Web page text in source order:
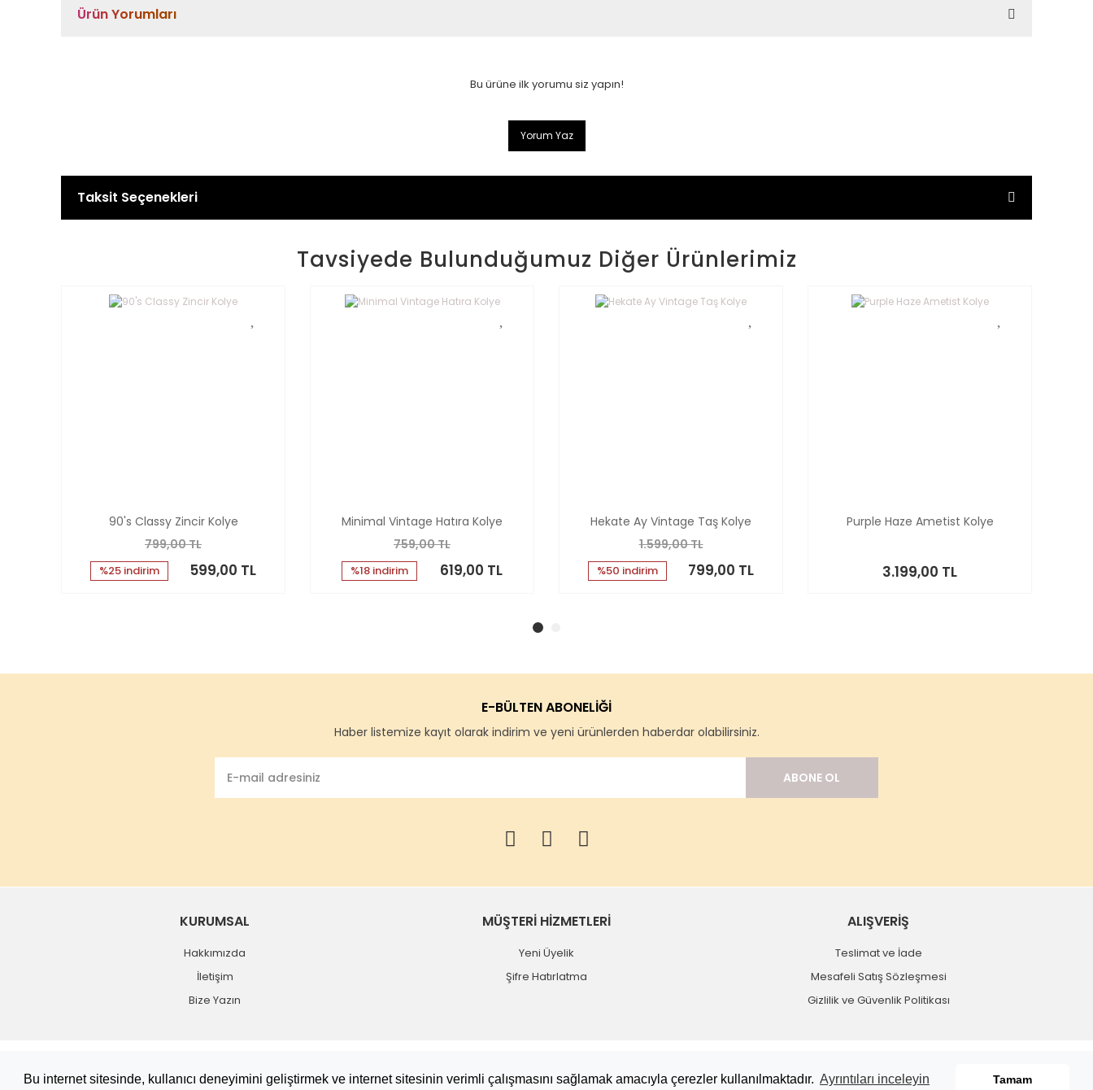
Bu internet sitesinde, kullanıcı deneyimini geliştirmek ve internet sitesinin verimli çalışmasını sağlamak amacıyla çerezler kullanılmaktadır. Ayrıntıları inceleyin Tamam
Ürün Yorumları
Bu ürüne ilk yorumu siz yapın!
Yorum Yaz
Taksit Seçenekleri
Tavsiyede Bulunduğumuz Diğer Ürünlerimiz
90's Classy Zincir Kolye
799,00 TL
%25 indirim 599,00 TL
Minimal Vintage Hatıra Kolye
759,00 TL
%18 indirim 619,00 TL
Hekate Ay Vintage Taş Kolye
1.599,00 TL
%50 indirim 799,00 TL
Purple Haze Ametist Kolye
3.199,00 TL
E-BÜLTEN ABONELİĞİ
Haber listemize kayıt olarak indirim ve yeni ürünlerden haberdar olabilirsiniz.
ABONE OL
KURUMSAL
Hakkımızda
İletişim
Bize Yazın
MÜŞTERİ HİZMETLERİ
Yeni Üyelik
Şifre Hatırlatma
ALIŞVERİŞ
Teslimat ve İade
Mesafeli Satış Sözleşmesi
Gizlilik ve Güvenlik Politikası